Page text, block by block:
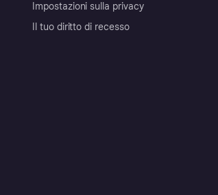
Impostazioni sulla privacy
Il tuo diritto di recesso